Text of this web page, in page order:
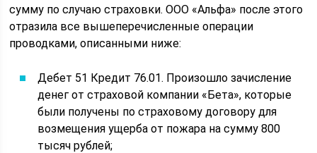
сумму по случаю страховки. ООО «Альфа» после этого
отразила все вышеперечисленные операции
проводками, описанными ниже:
Дебет 51 Кредит 76.01. Произошло зачисление
денег от страховой компании «Бета», которые
были получены по страховому договору для
возмещения ущерба от пожара на сумму 800
тысяч рублей;